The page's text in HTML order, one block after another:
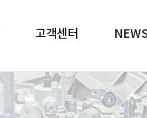
고객센터